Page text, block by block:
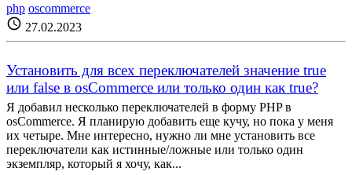
php oscommerce
schedule 27.02.2023
Установить для всех переключателей значение true
или false в osCommerce или только один как true?
Я добавил несколько переключателей в форму PHP в
osCommerce. Я планирую добавить еще кучу, но пока у меня
их четыре. Мне интересно, нужно ли мне установить все
переключатели как истинные/ложные или только один
экземпляр, который я хочу, как...